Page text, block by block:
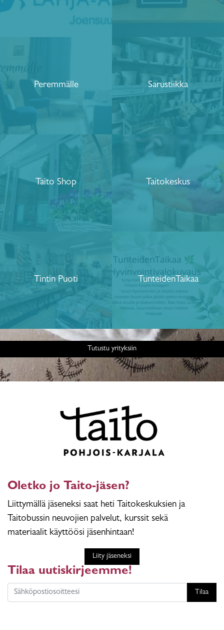
Peremmälle Sarustiikka
Taito Shop Taitokeskus
Tintin Puoti TunteidenTaikaa
Tutustu yrityksiin
Oletko jo Taito-jäsen?
Liittymällä jäseneksi saat heti Taitokeskuksien ja
Taitobussin neuvojien palvelut, kurssit sekä
materiaalit käyttöösi jäsenhintaan!
Liity jäseneksi
Tilaa uutiskirjeemme!
Tilaa